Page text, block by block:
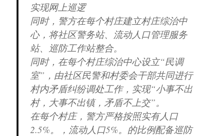
实现网上巡逻
同时，警方在每个村庄建立村庄综治中
心，将社区警务站、流动人口管理服务
站、巡防工作站整合。
同时，在每个村庄综治中心设立“民调
室”，由社区民警和村委会干部共同进行
村内矛盾纠纷调处工作，实现“小事不出
村，大事不出镇，矛盾不上交”。
在每个村庄，警方严格按照实有人口
2.5%。，流动人口5%。的比例配备巡防